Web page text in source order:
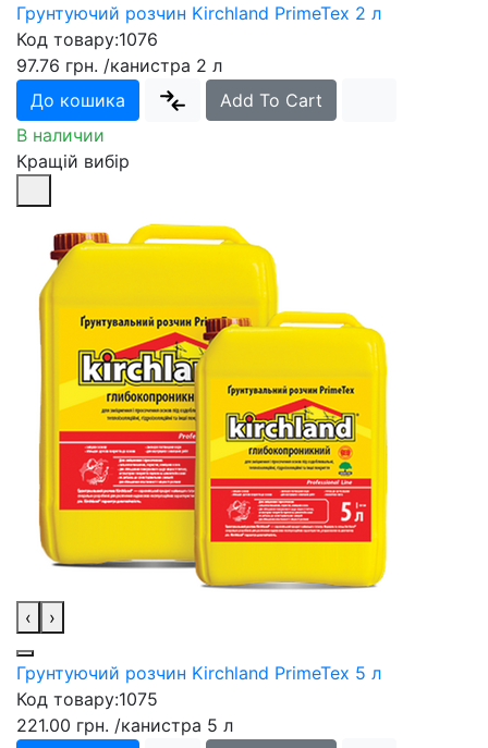
Грунтуючий розчин Kirchland PrimeTex 2 л
Код товару:1076
97.76 грн. /канистра 2 л
До кошика
Add To Cart
В наличии
Кращій вибір
‹ ›
Грунтуючий розчин Kirchland PrimeTex 5 л
Код товару:1075
221.00 грн. /канистра 5 л